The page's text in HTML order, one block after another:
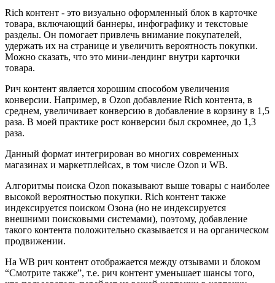
Rich контент - это визуально оформленный блок в карточке
товара, включающий баннеры, инфографику и текстовые
разделы. Он помогает привлечь внимание покупателей,
удержать их на странице и увеличить вероятность покупки.
Можно сказать, что это мини-лендинг внутри карточки
товара.
Рич контент является хорошим способом увеличения
конверсии. Например, в Ozon добавление Rich контента, в
среднем, увеличивает конверсию в добавление в корзину в 1,5
раза. В моей практике рост конверсии был скромнее, до 1,3
раза.
Данный формат интегрирован во многих современных
магазинах и маркетплейсах, в том числе Ozon и WB.
Алгоритмы поиска Ozon показывают выше товары с наиболее
высокой вероятностью покупки. Rich контент также
индексируется поиском Озона (но не индексируется
внешними поисковыми системами), поэтому, добавление
такого контента положительно сказывается и на органическом
продвижении.
На WB рич контент отображается между отзывами и блоком
“Смотрите также”, т.е. рич контент уменьшает шансы того,